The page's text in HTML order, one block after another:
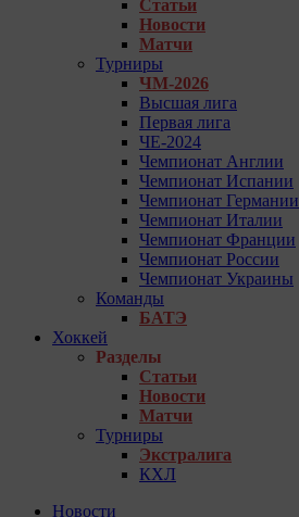
Статьи
Новости
Матчи
Турниры
ЧМ-2026
Высшая лига
Первая лига
ЧЕ-2024
Чемпионат Англии
Чемпионат Испании
Чемпионат Германии
Чемпионат Италии
Чемпионат Франции
Чемпионат России
Чемпионат Украины
Команды
БАТЭ
Хоккей
Разделы
Статьи
Новости
Матчи
Турниры
Экстралига
КХЛ
Новости